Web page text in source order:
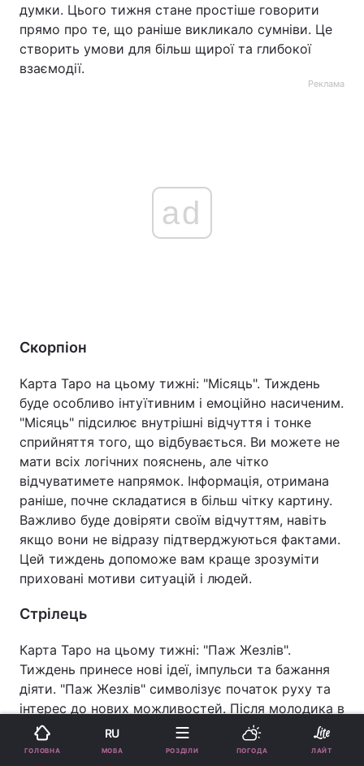
думки. Цього тижня стане простіше говорити
прямо про те, що раніше викликало сумніви. Це
створить умови для більш щирої та глибокої
взаємодії.
Реклама
ad
Скорпіон
Карта Таро на цьому тижні: "Місяць". Тиждень
буде особливо інтуїтивним і емоційно насиченим.
"Місяць" підсилює внутрішні відчуття і тонке
сприйняття того, що відбувається. Ви можете не
мати всіх логічних пояснень, але чітко
відчуватимете напрямок. Інформація, отримана
раніше, почне складатися в більш чітку картину.
Важливо буде довіряти своїм відчуттям, навіть
якщо вони не відразу підтверджуються фактами.
Цей тиждень допоможе вам краще зрозуміти
приховані мотиви ситуацій і людей.
Стрілець
Карта Таро на цьому тижні: "Паж Жезлів".
Тиждень принесе нові ідеї, імпульси та бажання
діяти. "Паж Жезлів" символізує початок руху та
інтерес до нових можливостей. Після молодика в
Близнюках ви відчуватимете натхнення та
готовність до змін. Ви можете зважитися на
ГОЛОВНА
RU
МОВА РОЗДІЛИ ПОГОДА ЛАЙТ